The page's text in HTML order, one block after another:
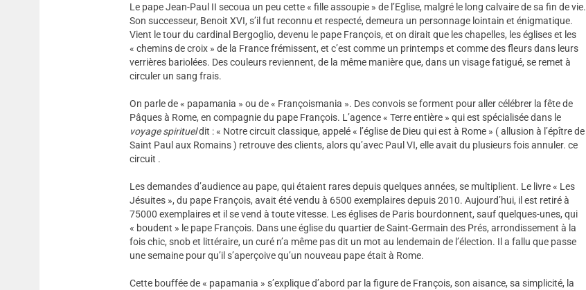
Le pape Jean-Paul II secoua un peu cette « fille assoupie » de l’Eglise, malgré le long calvaire de sa fin de vie.
Son successeur, Benoit XVI, s’il fut reconnu et respecté, demeura un personnage lointain et énigmatique.
Vient le tour du cardinal Bergoglio, devenu le pape François, et on dirait que les chapelles, les églises et les
« chemins de croix » de la France frémissent, et c’est comme un printemps et comme des fleurs dans leurs
verrières bariolées. Des couleurs reviennent, de la même manière que, dans un visage fatigué, se remet à
circuler un sang frais.
On parle de « papamania » ou de « Françoismania ». Des convois se forment pour aller célébrer la fête de
Pâques à Rome, en compagnie du pape François. L’agence « Terre entière » qui est spécialisée dans le
voyage spiritueldit : « Notre circuit classique, appelé « l’église de Dieu qui est à Rome » ( allusion à l’épître de
Saint Paul aux Romains ) retrouve des clients, alors qu’avec Paul VI, elle avait du plusieurs fois annuler. ce
circuit .
Les demandes d’audience au pape, qui étaient rares depuis quelques années, se multiplient. Le livre « Les
Jésuites », du pape François, avait été vendu à 6500 exemplaires depuis 2010. Aujourd’hui, il est retiré à
75000 exemplaires et il se vend à toute vitesse. Les églises de Paris bourdonnent, sauf quelques-unes, qui
« boudent » le pape François. Dans une église du quartier de Saint-Germain des Prés, arrondissement à la
fois chic, snob et littéraire, un curé n’a même pas dit un mot au lendemain de l’élection. Il a fallu que passe
une semaine pour qu’il s’aperçoive qu’un nouveau pape était à Rome.
Cette bouffée de « papamania » s’explique d’abord par la figure de François, son aisance, sa simplicité, la